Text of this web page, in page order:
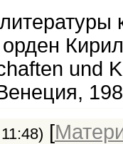
орден
und
[